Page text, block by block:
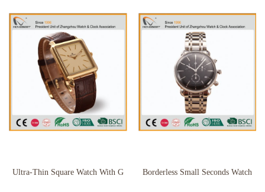
Ultra-Thin Square Watch With G Borderless Small Seconds Watch